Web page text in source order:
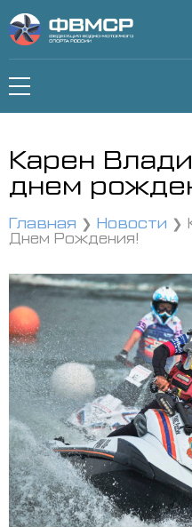
Карен
днем
Главная Новости
Днем Рождения!